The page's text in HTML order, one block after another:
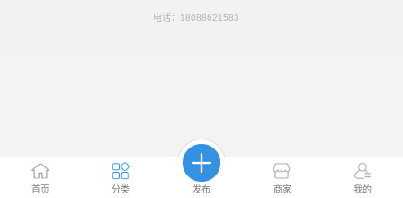
首页 分类 发布 商家 我的
电话： 18088621583